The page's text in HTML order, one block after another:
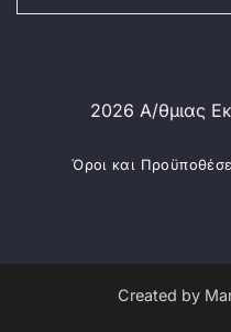
2026 Α/θμιας
Όροι και
Created by